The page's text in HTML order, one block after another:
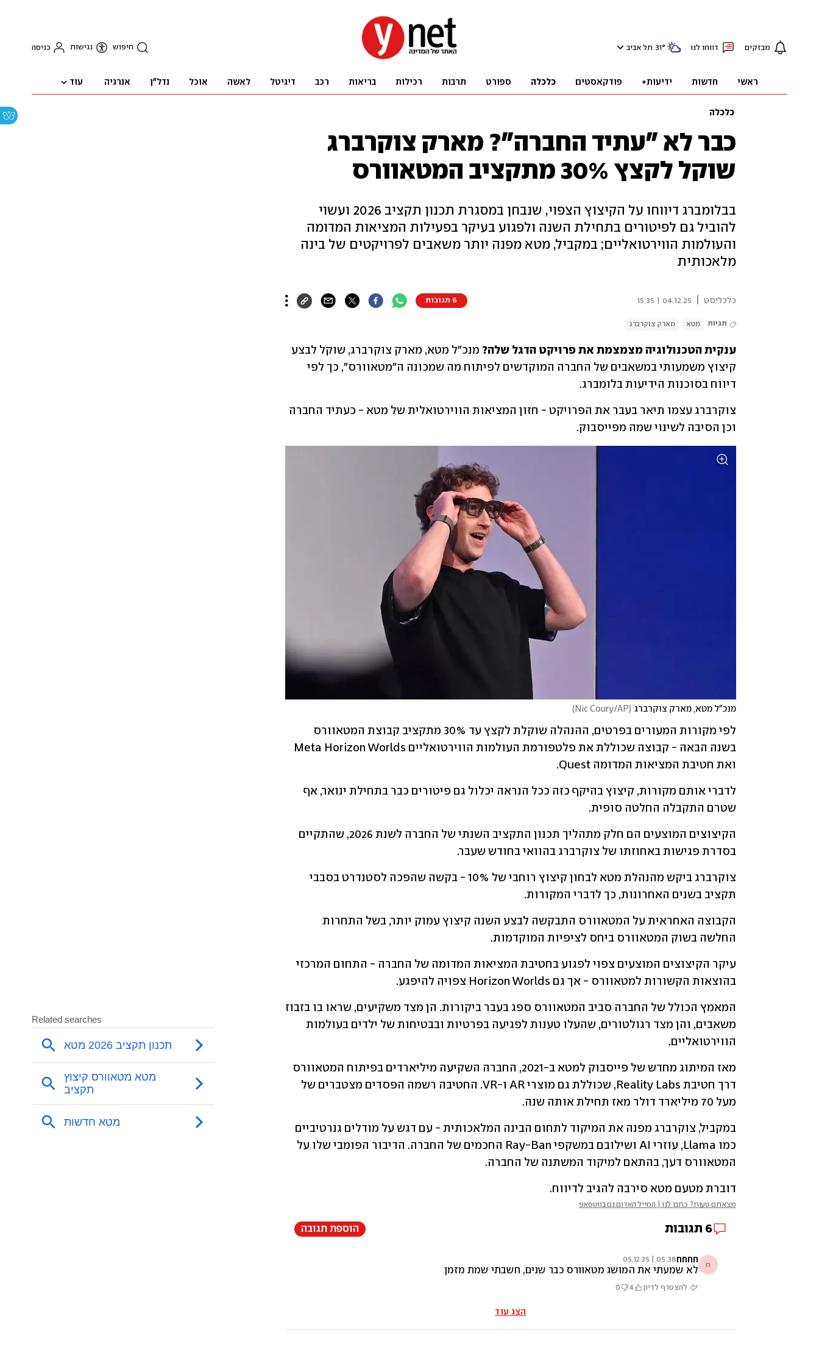
מבזקים דווחו לנו 31° תל אביב חיפוש נגישות כניסה
ראשי חדשות ידיעות+ פודקאסטים כלכלה ספורט תרבות רכילות בריאות רכב דיגיטל לאשה אוכל נדל"ן אנרגיה עוד
כלכלה
כבר לא "עתיד החברה"? מארק צוקרברג
שוקל לקצץ 30% מתקציב המטאוורס
בבלומברג דיווחו על הקיצוץ הצפוי, שנבחן במסגרת תכנון תקציב 2026 ועשוי
להוביל גם לפיטורים בתחילת השנה ולפגוע בעיקר בפעילות המציאות המדומה
והעולמות הווירטואליים; במקביל, מטא מפנה יותר משאבים לפרויקטים של בינה
מלאכותית
כלכליסט 04.12.25 | 15:35 6 תגובות
תגיות מטא מארק צוקרברג
ענקית הטכנולוגיה מצמצמת את פרויקט הדגל שלה?
דיווח בסוכנות הידיעות בלומברג.
וכן הסיבה לשינוי שמה מפייסבוק.
מנכ"ל מטא, מארק צוקרברג (
Nic Coury/AP
)
ואת חטיבת המציאות המדומה Quest.
שטרם התקבלה החלטה סופית.
בסדרת פגישות באחוזתו של צוקרברג בהוואי בחודש שעבר.
תקציב בשנים האחרונות, כך לדברי המקורות.
החלשה בשוק המטאוורס ביחס לציפיות המוקדמות.
בהוצאות הקשורות למטאוורס - אך גם Horizon Worlds צפויה להיפגע.
הווירטואליים.
מעל 70 מיליארד דולר מאז תחילת אותה שנה.
המטאוורס דעך, בהתאם למיקוד המשתנה של החברה.
דוברת מטעם מטא סירבה להגיב לדיווח.
מצאתם טעות? כתבו לנו | המייל האדום גם בווטסאפ
6 תגובות הוספת תגובה
ח חחחח05:38 | 05.12.25
לא שמעתי את המושג מטאוורס כבר שנים, חשבתי שמת מזמן
להצטרף לדיון 4
0
הצג עוד